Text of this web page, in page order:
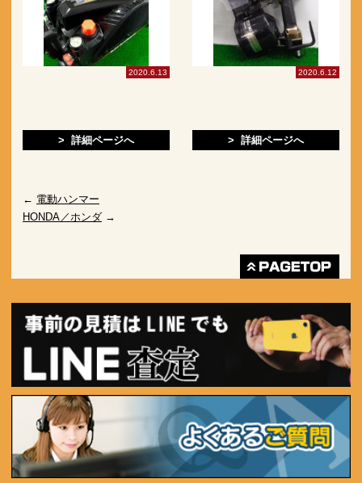
2020.6.13
> 詳細ページへ
2020.6.12
> 詳細ページへ
← 電動ハンマー
HONDA／ホンダ→